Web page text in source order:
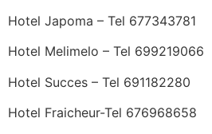
Hotel Japoma – Tel 677343781
Hotel Melimelo – Tel 699219066
Hotel Succes – Tel 691182280
Hotel Fraicheur-Tel 676968658